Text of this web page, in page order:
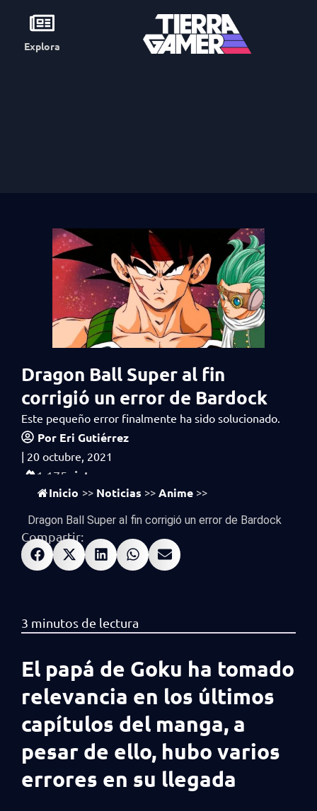
Explora
Dragon Ball Super al fin
corrigió un error de Bardock
Este pequeño error finalmente ha sido solucionado.
Por Eri Gutiérrez
| 20 octubre, 2021
1,175 vistas
Inicio >> Noticias >> Anime >>
Dragon Ball Super al fin corrigió un error de Bardock
Compartir:
El papá de Goku ha tomado
relevancia en los últimos
capítulos del manga, a
pesar de ello, hubo varios
errores en su llegada